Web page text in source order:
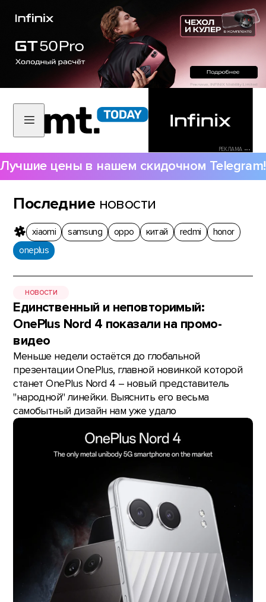
РЕКЛАМА •••
Лучшие цены в нашем скидочном Telegram!
Последние новости
xiaomi samsung oppo китай redmi
honor
oneplus
НОВОСТИ
Единственный и неповторимый:
OnePlus Nord 4 показали на промо-
видео
Меньше недели остаётся до глобальной
презентации OnePlus, главной новинкой которой
станет OnePlus Nord 4 – новый представитель
"народной" линейки. Выяснить его весьма
самобытный дизайн нам уже удало